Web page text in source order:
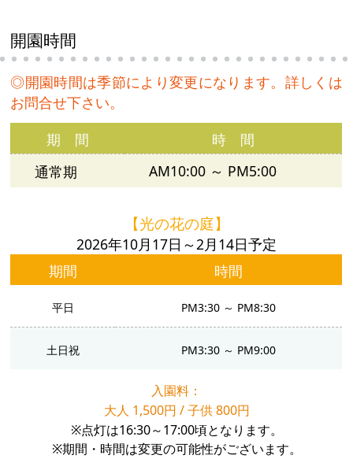
開園時間
◎開園時間は季節により変更になります。詳しくは
お問合せ下さい。
期 間
時 間
通常期
AM10:00 ～ PM5:00
2026年10月17日～2月14日予定
【光の花の庭】
期間 時間
平日 PM3:30 ～ PM8:30
土日祝 PM3:30 ～ PM9:00
入園料：
大人 1,500円 / 子供 800円
※点灯は16:30～17:00頃となります。
※期間・時間は変更の可能性がございます。